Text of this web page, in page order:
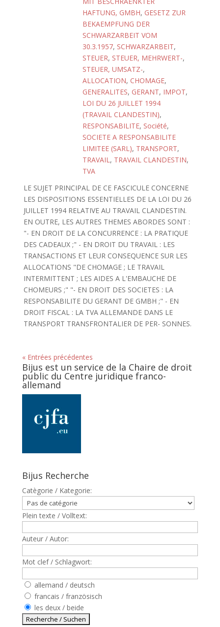
HAFTUNG, GMBH, GESETZ ZUR
BEKAEMPFUNG DER
SCHWARZARBEIT VOM
30.3.1957, SCHWARZARBEIT,
STEUER, STEUER, MEHRWERT-,
STEUER, UMSATZ-,
ALLOCATION, CHOMAGE,
GENERALITES, GERANT, IMPOT,
LOI DU 26 JUILLET 1994
(TRAVAIL CLANDESTIN),
RESPONSABILITE, Société,
SOCIETE A RESPONSABILITE
LIMITEE (SARL), TRANSPORT,
TRAVAIL, TRAVAIL CLANDESTIN,
TVA
LE SUJET PRINCIPAL DE CE FASCICULE CONCERNE
LES DISPOSITIONS ESSENTIELLES DE LA LOI DU 26
JUILLET 1994 RELATIVE AU TRAVAIL CLANDESTIN.
EN OUTRE, LES AUTRES THEMES ABORDES SONT :
"- EN DROIT DE LA CONCURRENCE : LA PRATIQUE
DES CADEAUX ;" - EN DROIT DU TRAVAIL : LES
TRANSACTIONS ET LEUR CONSEQUENCE SUR LES
ALLOCATIONS "DE CHOMAGE ; LE TRAVAIL
INTERMITTENT ; LES AIDES A L'EMBAUCHE DE
CHOMEURS ;" "- EN DROIT DES SOCIETES : LA
RESPONSABILITE DU GERANT DE GMBH ;" - EN
DROIT FISCAL : LA TVA ALLEMANDE DANS LE
TRANSPORT TRANSFRONTALIER DE PER- SONNES.
« Entrées précédentes
Bijus est un service de la Chaire de droit
public du Centre juridique franco-
allemand
Bijus Recherche
Catègorie / Kategorie:
Plein texte / Volltext:
Auteur / Autor:
Mot clef / Schlagwort:
allemand / deutsch
francais / französisch
les deux / beide